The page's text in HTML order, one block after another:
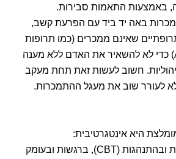
באמצעות התאמות סבירות.
באה יד ביד עם הפרעת קשב,
שאינם ממכרים (כמו תרופות
לא מעוררות ל-ADHD) כדי לא להשאיר את האדם ללא מענה
חשוב לעשות זאת תחת מעקב
לא לעורר שוב את מעגל ההתמכרות.
היא אינטגרטיבית:
לשלב טיפול במחשבות ובהתנהגות (CBT), ברגשות ובעומק